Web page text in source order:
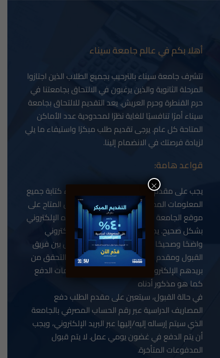
أهلا بكم في عالم جامعة سيناء
تتشرف جامعة سيناء بالترحيب بجميع الطلاب الذين اجتازوا
المرحلة الثانوية والذين يرغبون في الالتحاق بجامعتنا في
حرم القنطرة وحرم العريش. يعد التقديم للالتحاق بجامعة
سيناء أمرًا تنافسيًا للغاية نظرًا لمحدودية عدد الأماكن
المتاحة كل عام. يرجى تقديم طلب مبكرًا واستيفاء ما يلي
لزيادة فرصتك في الانضمام إلينا.
قواعد هامة:
يجب على مقدم طلب الالتحاق بجامعة سيناء كتابة جميع
المعلومات المطلوبة في نموذج طلب القبول المتاح على
موقع الجامعة الإلكتروني وكتابة عنوان بريده الإلكتروني
بشكل صحيح. يجب أن يكون عنوان البريد الإلكتروني
واضحًا وصحيحًا لأنه الوسيلة الوحيدة للتواصل بين فريق
القبول ومقدم الطلب. يجب على المتقدمين التحقق من
بريدهم الإلكتروني بانتظام واتباع جميع تعليمات الدفع
كما هو مذكور أدناه
في حالة القبول، سيتعين على مقدم الطلب دفع
المصاريف الدراسية عبر رقم الحساب المصرفي بالجامعة
الذي سيتم إرساله إليه/إليها عبر البريد الإلكتروني، ويجب
أن يتم الدفع في غضون يومي عمل. لا يتم قبول
المدفوعات المتأخرة.
×